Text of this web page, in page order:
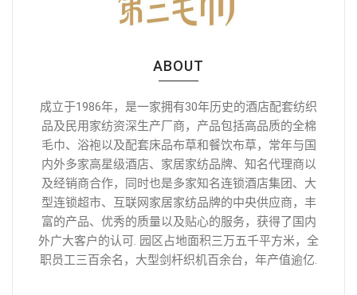
ABOUT
成立于1986年，是一家拥有30年历史的酒店配套纺织
品及民用家纺资深生产厂商，产品包括高品质的全棉
毛巾、浴袍以及配套床品布草和餐饮布草，常年与国
内外多家高星级酒店、家居家纺品牌、知名代理商以
及经销商合作，同时也是多家知名连锁酒店集团、大
型连锁超市、互联网家居家纺品牌的中央供应商，丰
富的产品、优秀的质量以及贴心的服务，获得了国内
外广大客户的认可. 园区占地面积三万五千平方米，全
职员工三百余名，大型剑杆织机百余台，年产值逾亿.